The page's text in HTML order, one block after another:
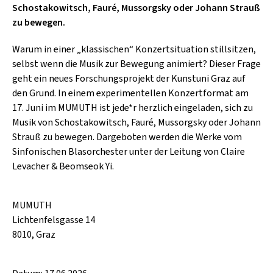
CAFÉ WOLF
KUNSTGARTEN
KRISTALLWERK
GOLD & PECH THEATER
HARD & HEAVY
SINGER-SONGWRITER
VOLKSMUSIK
KULTURLAND STEIERMARK
Schostakowitsch, Fauré, Mussorgsky oder Johann Strauß
zu bewegen.
Warum in einer „klassischen“ Konzertsituation stillsitzen,
selbst wenn die Musik zur Bewegung animiert? Dieser Frage
geht ein neues Forschungsprojekt der Kunstuni Graz auf
den Grund. In einem experimentellen Konzertformat am
17. Juni im MUMUTH ist jede*r herzlich eingeladen, sich zu
Musik von Schostakowitsch, Fauré, Mussorgsky oder Johann
Strauß zu bewegen. Dargeboten werden die Werke vom
Sinfonischen Blasorchester unter der Leitung von Claire
Levacher & Beomseok Yi.
MUMUTH
Lichtenfelsgasse 14
8010, Graz